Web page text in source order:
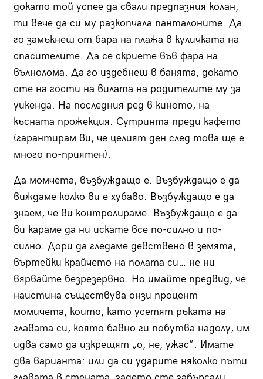
докато той успее да свали предпазния колан,
ти вече да си му разкопчала панталоните. Да
го замъкнеш от бара на плажа в куличката на
спасителите. Да се скриете във фара на
вълнолома. Да го издебнеш в банята, докато
сте на гости на вилата на родителите му за
уикенда. На последния ред в киното, на
късната прожекция. Сутринта преди кафето
(гарантирам ви, че целият ден след това ще е
много по-приятен).
Да момчета, възбуждащо е. Възбуждащо е да
виждаме колко ви е хубаво. Възбуждащо е да
знаем, че ви контролираме. Възбуждащо е да
ви караме да ни искате все по-силно и по-
силно. Дори да гледаме девствено в земята,
въртейки крайчето на полата си… не ни
вярвайте безрезервно. Но имайте предвид, че
наистина съществува онзи процент
момичета, които, като усетят ръката на
главата си, която бавно ги побутва надолу, им
идва само да изкрещят „о, не, ужас”. Имате
два варианта: или да си ударите няколко пъти